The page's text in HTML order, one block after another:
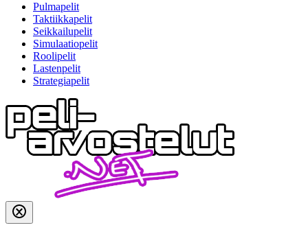
Pulmapelit
Taktiikkapelit
Seikkailupelit
Simulaatiopelit
Roolipelit
Lastenpelit
Strategiapelit